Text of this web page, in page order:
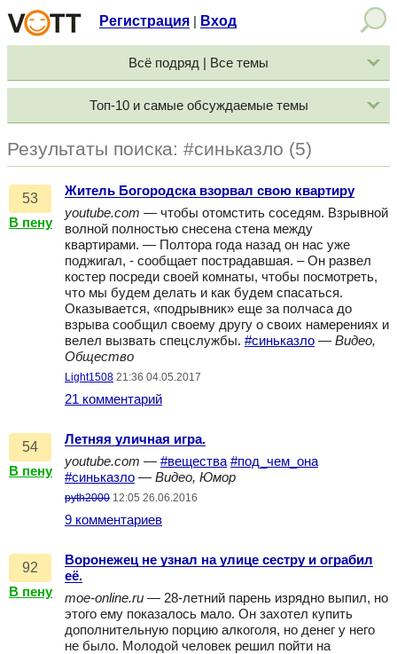
Регистрация Вход
Всё подряд | Все темы
Топ-10 и самые обсуждаемые темы
Результаты поиска: #синьказло (5)
53
В пену
Житель Богородска взорвал свою квартиру
youtube.com — чтобы отомстить соседям. Взрывной
волной полностью снесена стена между
квартирами. — Полтора года назад он нас уже
поджигал, - сообщает пострадавшая. – Он развел
костер посреди своей комнаты, чтобы посмотреть,
что мы будем делать и как будем спасаться.
Оказывается, «подрывник» еще за полчаса до
взрыва сообщил своему другу о своих намерениях и
велел вызвать спецслужбы. #синьказло — Видео,
Общество
Light1508 21:36 04.05.2017
21 комментарий
54
В пену
Летняя уличная игра.
youtube.com — #вещества #под_чем_она
#синьказло — Видео, Юмор
pyth2000 12:05 26.06.2016
9 комментариев
92
В пену
Воронежец не узнал на улице сестру и ограбил
её.
moe-online.ru — 28-летний парень изрядно выпил, но
этого ему показалось мало. Он захотел купить
дополнительную порцию алкоголя, но денег у него
не было. Молодой человек решил пойти на